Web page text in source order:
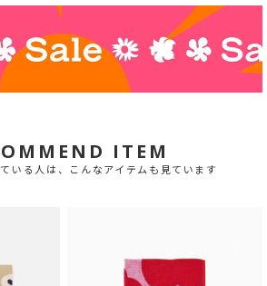
ITEM
いる人は、こんなアイテムも見ています